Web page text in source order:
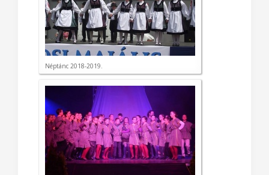
Néptánc 2018-2019.